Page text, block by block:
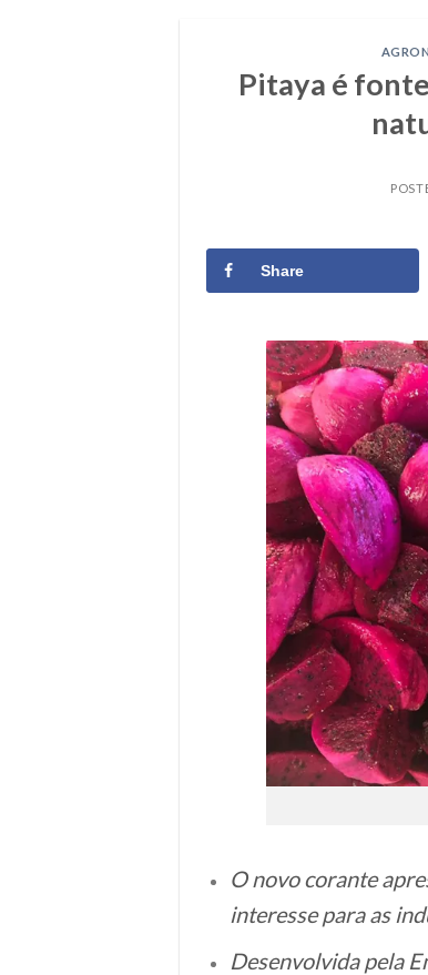
Pitaya é
Share
O novo corante
interesse para as
Desenvolvida pela